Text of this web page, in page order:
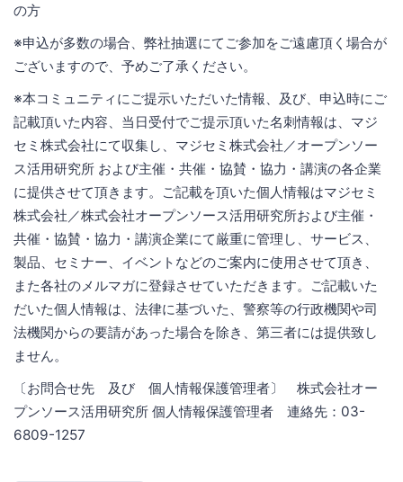
の方
※申込が多数の場合、弊社抽選にてご参加をご遠慮頂く場合が
ございますので、予めご了承ください。
※本コミュニティにご提示いただいた情報、及び、申込時にご
記載頂いた内容、当日受付でご提示頂いた名刺情報は、マジ
セミ株式会社にて収集し、マジセミ株式会社／オープンソー
ス活用研究所 および主催・共催・協賛・協力・講演の各企業
に提供させて頂きます。ご記載を頂いた個人情報はマジセミ
株式会社／株式会社オープンソース活用研究所および主催・
共催・協賛・協力・講演企業にて厳重に管理し、サービス、
製品、セミナー、イベントなどのご案内に使用させて頂き、
また各社のメルマガに登録させていただきます。ご記載いた
だいた個人情報は、法律に基づいた、警察等の行政機関や司
法機関からの要請があった場合を除き、第三者には提供致し
ません。
〔お問合せ先 及び 個人情報保護管理者〕 株式会社オー
プンソース活用研究所 個人情報保護管理者 連絡先：03-
6809-1257